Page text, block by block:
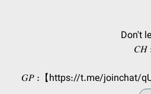
Don't
𝐶𝐻
𝐺𝑃 :【https://t.me/joinchat/